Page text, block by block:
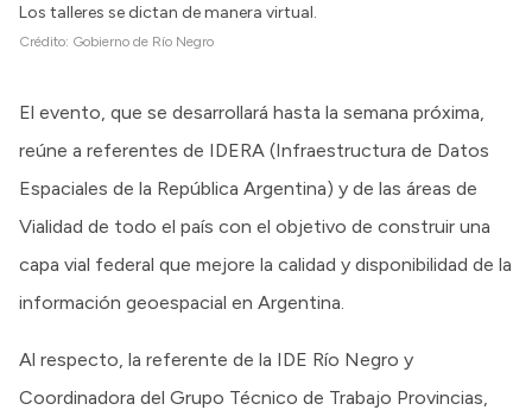
Los talleres se dictan de manera virtual.
Crédito: Gobierno de Río Negro
El evento, que se desarrollará hasta la semana próxima,
reúne a referentes de IDERA (Infraestructura de Datos
Espaciales de la República Argentina) y de las áreas de
Vialidad de todo el país con el objetivo de construir una
capa vial federal que mejore la calidad y disponibilidad de la
información geoespacial en Argentina.
Al respecto, la referente de la IDE Río Negro y
Coordinadora del Grupo Técnico de Trabajo Provincias,